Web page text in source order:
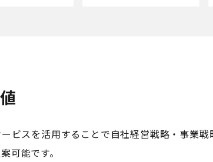
ビスを活用することで自社経営戦略・事業
可能です。